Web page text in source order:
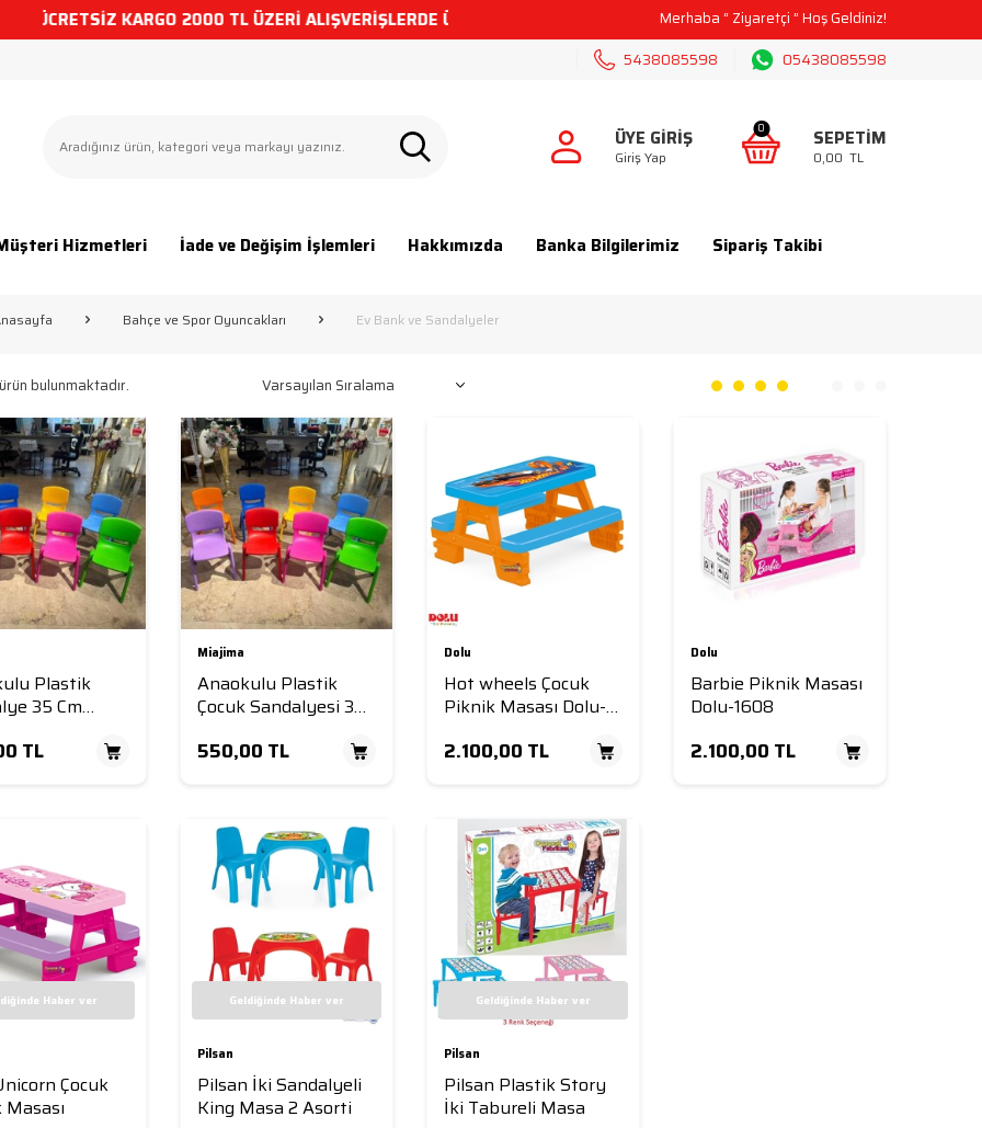
KARGO 2000 TL ÜZERİ ALIŞVERİŞLERDE ÜCRETSİZ KARGO Merhaba “Ziyaretçi” Hoş Geldiniz!
5438085598 05438085598
ÜYE GIRIŞ
Giriş Yap
0 SEPETIM
0,00 TL
Hizmetleri İade ve Değişim İşlemleri Hakkımızda Banka Bilgilerimiz Sipariş Takibi
Bahçe ve Spor Oyuncakları Ev Bank ve Sandalyeler
bulunmaktadır.
Plastik
35 Cm
TL
Miajima
Anaokulu Plastik
Çocuk Sandalyesi 30
550,00 TL
Dolu
Hot wheels Çocuk
Piknik Masası Dolu-
2.100,00 TL
Dolu
Barbie Piknik Masası
Dolu-1608
2.100,00 TL
Haber ver
Çocuk
Geldiğinde Haber ver
Pilsan
Pilsan İki Sandalyeli
King Masa 2 Asorti
Geldiğinde Haber ver
Pilsan
Pilsan Plastik Story
İki Tabureli Masa